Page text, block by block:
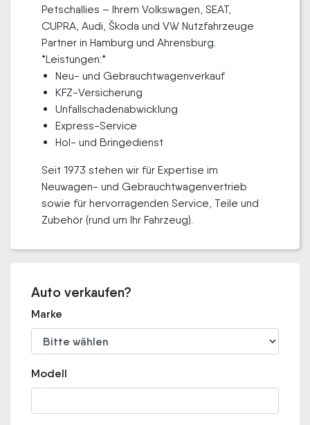
Petschallies – Ihrem Volkswagen, SEAT,
CUPRA, Audi, Škoda und VW Nutzfahrzeuge
Partner in Hamburg und Ahrensburg.
*Leistungen:*
Neu- und Gebrauchtwagenverkauf
KFZ-Versicherung
Unfallschadenabwicklung
Express-Service
Hol- und Bringedienst
Seit 1973 stehen wir für Expertise im
Neuwagen- und Gebrauchtwagenvertrieb
sowie für hervorragenden Service, Teile und
Zubehör (rund um Ihr Fahrzeug).
Auto verkaufen?
Marke
Modell